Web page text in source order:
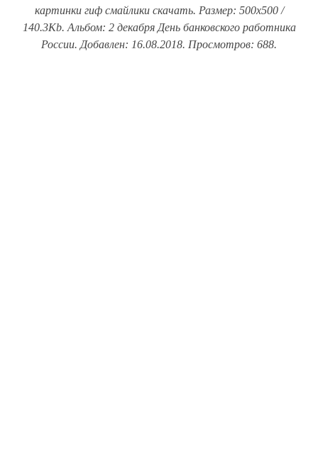
картинки гиф смайлики скачать. Размер: 500x500 /
140.3Kb. Альбом: 2 декабря День банковского работника
России. Добавлен: 16.08.2018. Просмотров: 688.